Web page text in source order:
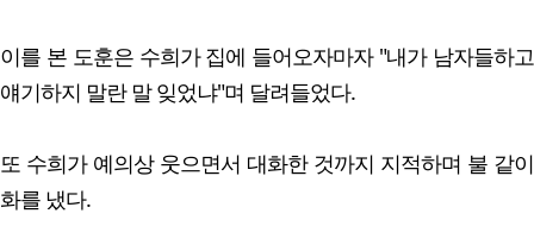
이를 본 도훈은 수희가 집에 들어오자마자 "내가 남자들하고
얘기하지 말란 말 잊었냐"며 달려들었다.
또 수희가 예의상 웃으면서 대화한 것까지 지적하며 불 같이
화를 냈다.